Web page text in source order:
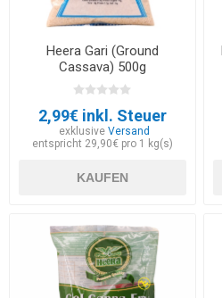
Heera Gari (Ground
Cassava) 500g
2,99€ inkl. Steuer
exklusiveVersand
entspricht 29,90€ pro 1 kg(s)
KAUFEN